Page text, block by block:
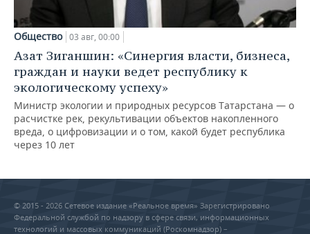
Общество 03 авг, 00:00
Азат Зиганшин: «Синергия власти, бизнеса,
граждан и науки ведет республику к
экологическому успеху»
Министр экологии и природных ресурсов Татарстана — о
расчистке рек, рекультивации объектов накопленного
вреда, о цифровизации и о том, какой будет республика
через 10 лет
© 2015 - 2026 Сетевое издание «Реальное время» Зарегистрировано
Федеральной службой по надзору в сфере связи, информационных
технологий и массовых коммуникаций (Роскомнадзор) –